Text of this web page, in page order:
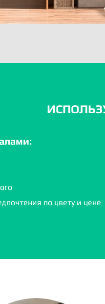
по цвету и цене